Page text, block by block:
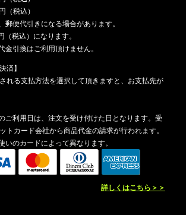
（税込）
便代引きになる場合があります。
税込）になります。
引換はご利用頂けません。
済】
れる支払方法を選択して頂きますと、お支払先が
ご利用日は、注文を受け付けた日となります。受
トカード会社から商品代金の請求が行われます。
のカードによって異なります。
詳しくはこちら＞＞